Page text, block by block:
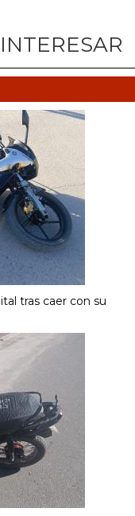
tras caer con su